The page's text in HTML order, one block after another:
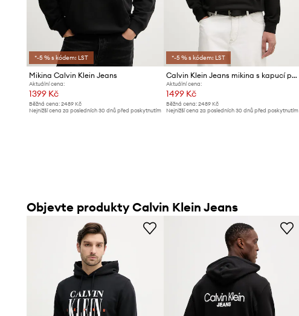
*-5 % s kódem: LST
Mikina Calvin Klein Jeans
Aktuální cena:
1399 Kč
Běžná cena: 2489 Kč
Nejnižší cena za posledních 30 dnů před poskytnutím
*-5 % s kódem: LST
Calvin Klein Jeans mikina s kapucí pánská bavlněná
Aktuální cena:
1499 Kč
Běžná cena:2489 Kč
Nejnižší cena za posledních 30 dnů před poskytnutím
Objevte produkty Calvin Klein Jeans